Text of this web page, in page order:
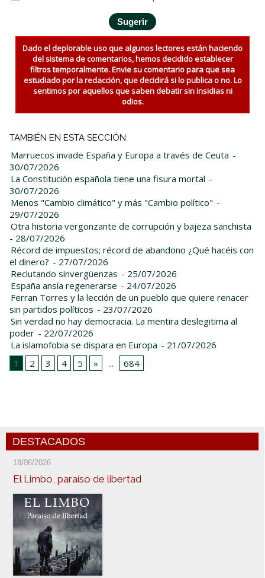
Dado el deplorable uso que algunos lectores están haciendo
del sistema de comentarios, hemos decidido establecer
filtros temporalmente. Envie su comentario para que sea
estudiado por la redacción, que decidirá si lo publica o no. Lo
sentimos por aquellos que saben debatir sin insidias ni
odios.
TAMBIÉN EN ESTA SECCIÓN:
Marruecos invade España y Europa a través de Ceuta -
30/07/2026
La Constitución española tiene una fisura mortal -
30/07/2026
Menos "Cambio climático" y más "Cambio político" -
29/07/2026
Otra historia vergonzante de corrupción y bajeza sanchista
- 28/07/2026
Récord de impuestos; récord de abandono ¿Qué hacéis con
el dinero? - 27/07/2026
Reclutando sinvergüenzas - 25/07/2026
España ansía regenerarse - 24/07/2026
Ferran Torres y la lección de un pueblo que quiere renacer
sin partidos políticos - 23/07/2026
Sin verdad no hay democracia. La mentira deslegitima al
poder - 22/07/2026
La islamofobia se dispara en Europa - 21/07/2026
1
2 3 4 5 » ... 684
DESTACADOS
18/06/2026
El Limbo, paraíso de libertad